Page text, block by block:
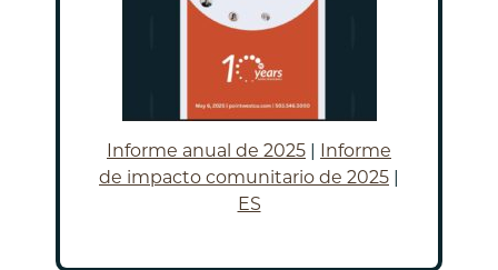
Informe anual de 2025
Informe
de impacto comunitario de 2025
ES